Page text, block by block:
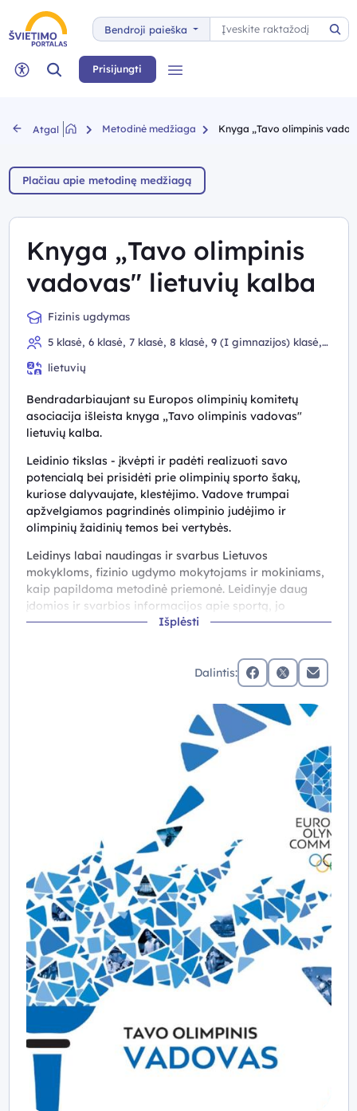
Bendroji paieška
Paieška
Neįgaliųjų rėžimas
Paieška Prisijungti
Atgal Metodinė medžiaga Knyga „Tavo olimpinis
Plačiau apie metodinę medžiagą
Knyga „Tavo olimpinis
vadovas" lietuvių kalba
Fizinis ugdymas
5 klasė, 6 klasė, 7 klasė, 8 klasė, 9 (I gimnazijos) klasė,
klasėlietuvių
Išplėsti
Bendradarbiaujant su Europos olimpinių komitetų
asociacija išleista knyga „Tavo olimpinis vadovas"
lietuvių kalba.
Leidinio tikslas - įkvėpti ir padėti realizuoti savo
potencialą bei prisidėti prie olimpinių sporto šakų,
kuriose dalyvaujate, klestėjimo. Vadove trumpai
apžvelgiamos pagrindinės olimpinio judėjimo ir
olimpinių žaidinių temos bei vertybės.
Leidinys labai naudingas ir svarbus Lietuvos
mokykloms, fizinio ugdymo mokytojams ir mokiniams,
kaip papildoma metodinė priemonė. Leidinyje daug
įdomios ir svarbios informacijos apie sportą, jo
filosofiją ir pan. Kai kurios Lietuvos mokyklos vis dar
(LTOK), o ir naujai įsitraukiančioms naudinga pagalba.
Leidinį į lietuvių kalbą išvertė Klaipėdos universitetas,
Dalintis:
facebookx (twitter)